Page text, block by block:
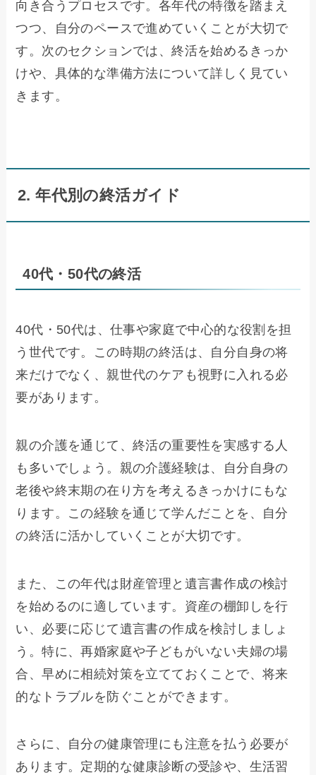
向き合うプロセスです。各年代の特徴を踏まえ
つつ、自分のペースで進めていくことが大切で
す。次のセクションでは、終活を始めるきっか
けや、具体的な準備方法について詳しく見てい
きます。
2. 年代別の終活ガイド
40代・50代の終活
40代・50代は、仕事や家庭で中心的な役割を担
う世代です。この時期の終活は、自分自身の将
来だけでなく、親世代のケアも視野に入れる必
要があります。
親の介護を通じて、終活の重要性を実感する人
も多いでしょう。親の介護経験は、自分自身の
老後や終末期の在り方を考えるきっかけにもな
ります。この経験を通じて学んだことを、自分
の終活に活かしていくことが大切です。
また、この年代は財産管理と遺言書作成の検討
を始めるのに適しています。資産の棚卸しを行
い、必要に応じて遺言書の作成を検討しましょ
う。特に、再婚家庭や子どもがいない夫婦の場
合、早めに相続対策を立てておくことで、将来
的なトラブルを防ぐことができます。
さらに、自分の健康管理にも注意を払う必要が
あります。定期的な健康診断の受診や、生活習